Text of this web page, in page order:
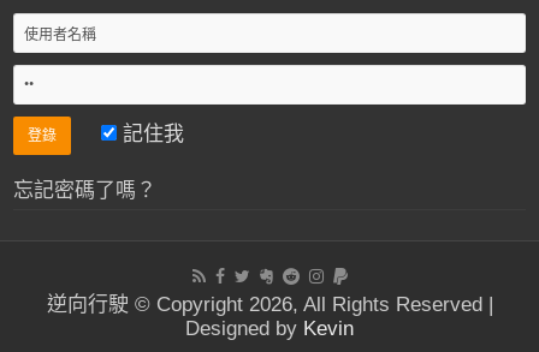
記住我
忘記密碼了嗎？
逆向行駛 © Copyright 2026, All Rights Reserved |
Designed by Kevin